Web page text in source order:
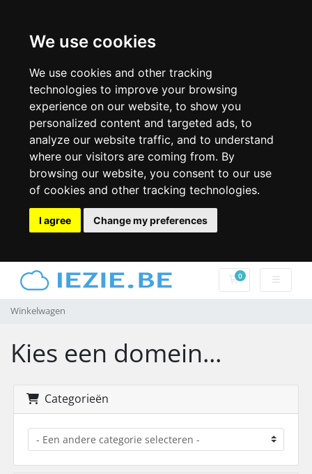
We use cookies
We use cookies and other tracking
technologies to improve your browsing
experience on our website, to show you
personalized content and targeted ads, to
analyze our website traffic, and to understand
where our visitors are coming from. By
browsing our website, you consent to our use
of cookies and other tracking technologies.
I agree Change my preferences
0Winkelwagen
Winkelwagen
Kies een domein...
Categorieën